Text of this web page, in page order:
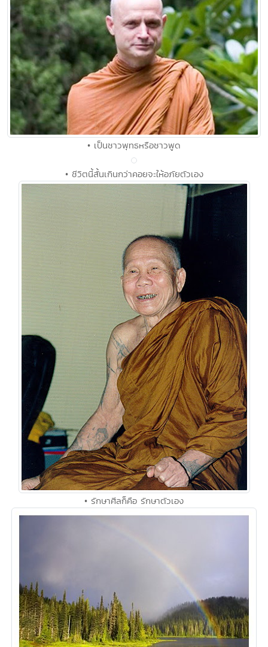
• เป็นชาวพุทธหรือชาวพูด
• ชีวิตนี้สั้นเกินกว่าคอยจะให้อภัยตัวเอง
• รักษาศีลก็คือ รักษาตัวเอง